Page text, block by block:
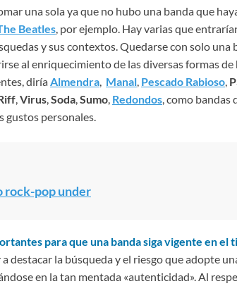
una sola ya que no hubo una banda que
Beatles, por ejemplo. Hay varias que
y sus contextos. Quedarse con solo una
al enriquecimiento de las diversas formas de
diríaAlmendra, Manal, Pescado Rabioso,
,Virus,Soda,Sumo, Redondos, como bandas
gustos personales.
rock-pop under
para que una banda siga vigente en el
destacar la búsqueda y el riesgo que adopte
en la tan mentada «autenticidad». Al